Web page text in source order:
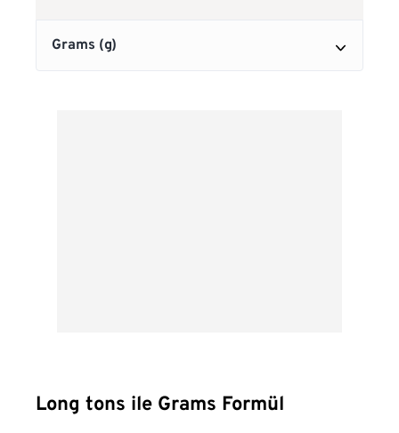
Long tons ile Grams Formül